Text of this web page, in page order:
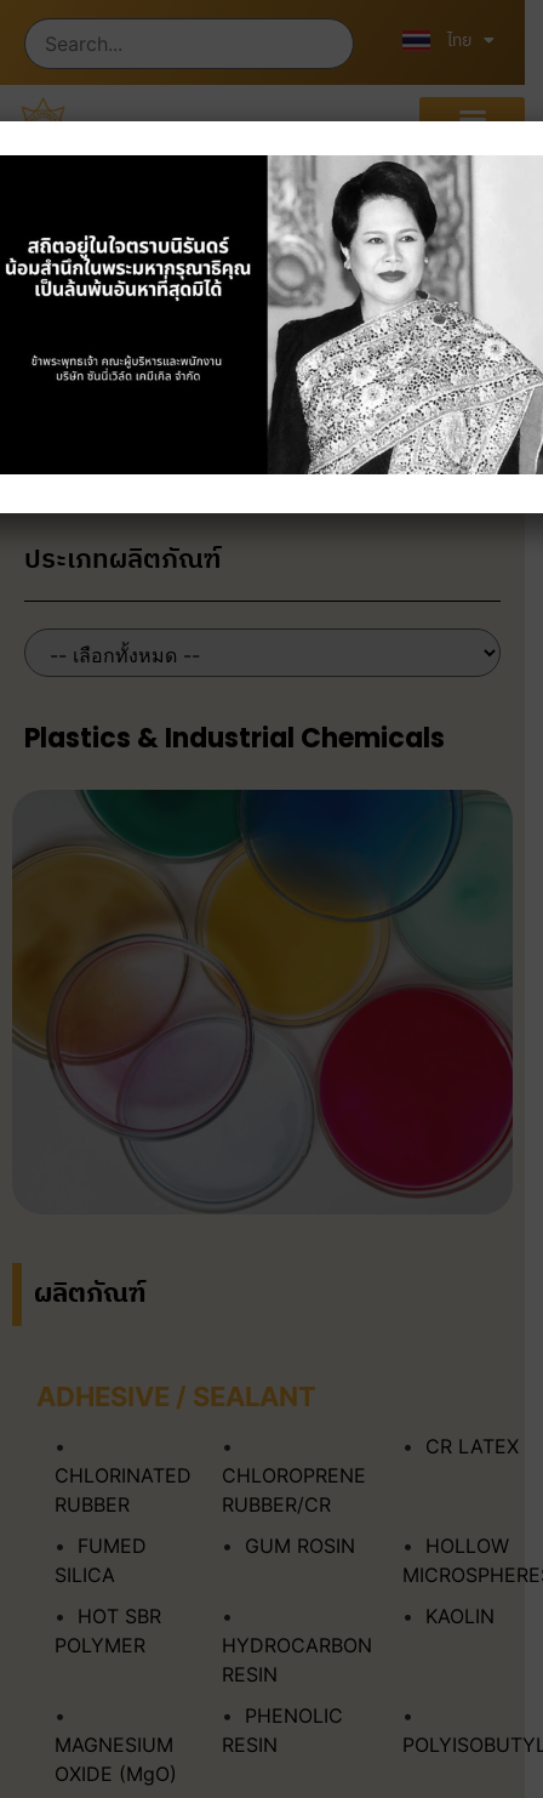
ไทย
中文 (中国)
ผลิตภัณฑ์
/ Plastics & Industrial
ประเภทผลิตภัณฑ์
Plastics & Industrial Chemicals
ผลิตภัณฑ์
ADHESIVE / SEALANT
CHLORINATED
RUBBER
CHLOROPRENE
RUBBER/CR
CR LATEX
FUMED
SILICA
GUM ROSIN
HOLLOW
HOT SBR
POLYMER
HYDROCARBON
RESIN
KAOLIN
MAGNESIUM
OXIDE (MgO)
PHENOLIC
RESIN